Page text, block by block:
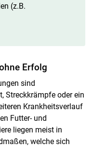
(z.B.
Erfolg
sind
Streckkrämpfe oder ein
Krankheitsverlauf
Futter- und
liegen meist in
welche sich